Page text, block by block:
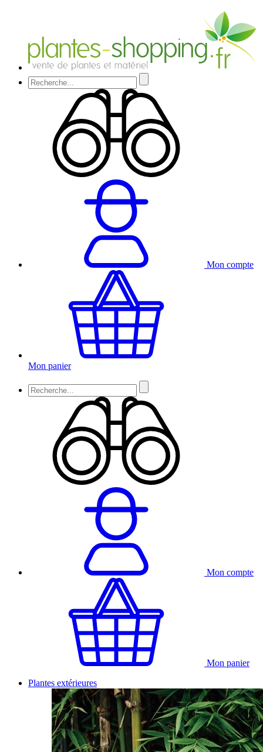
Mon compte
Mon panier
Mon compte
Mon panier
Plantes extérieures